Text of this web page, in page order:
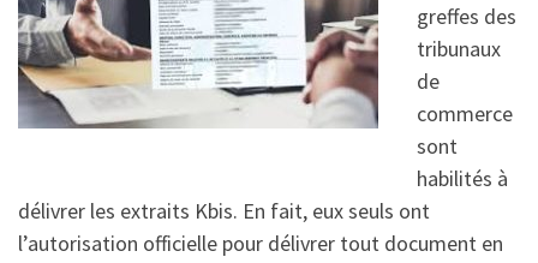
greffes des
tribunaux
de
commerce
sont
habilités à
délivrer les extraits Kbis. En fait, eux seuls ont
l’autorisation officielle pour délivrer tout document en